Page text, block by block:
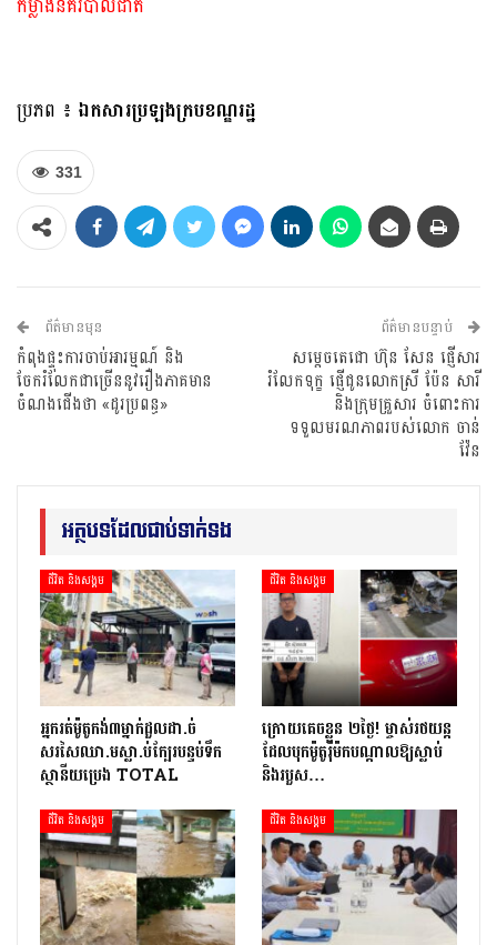
ប្រភព ៖ ឯកសារប្រឡងក្របខណ្ឌរដ្ឋ
331
ព័ត៌មានមុន
កំពុងផ្ទុះការចាប់អារម្មណ៍ និង
ចែករំលែកជាច្រើននូវរឿងភាគមាន
ចំណងជើងថា​ «ដូរប្រពន្ធ»
ព័ត៌មានបន្ទាប់
សម្ដេចតេជោ ហ៊ុន សែន ផ្ញើសារ
រំលែកទុក្ខ ផ្ញើជូនលោកស្រី ប៉ែន សារី
និងក្រុមគ្រួសារ ចំពោះការ
ទទួលមរណភាពរបស់លោក ចាន់
វ៉ែន
អត្ថបទដែលជាប់ទាក់ទង
ជីវិត និងសង្គម
អ្នក​រត់​ម៉ូតូកង់៣​​ម្នាក់​ដួល​ដា.ច់​
សរសៃឈា.ម​ស្លា.ប់​ក្បែរ​បន្ទប់ទឹក​
ស្ថានីយ​ប្រេង ​TOTAL
ជីវិត និងសង្គម
ក្រោយ​គេចខ្លួន ២​ថ្ងៃ​! ម្ចាស់​រថយន្ត​
ដែល​បុក​ម៉ូតូ​រ៉ឺ​ម៉ក​បណ្តាល​ឱ្យ​ស្លាប់
និង​របួស…
ជីវិត និងសង្គម ជីវិត និងសង្គម